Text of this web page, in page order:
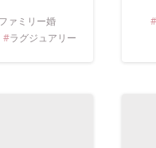
ァミリー婚
ラグジュアリー